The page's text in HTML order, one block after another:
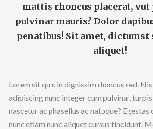
mattis rhoncus placerat, vut
pulvinar mauris? Dolor
penatibus! Sit amet, dictumst
aliquet!
Lorem sit quis in dignissim rhoncus sed.
adipiscing nunc integer cum pulvinar,
nascetur ac phasellus ac natoque? Egestas
nunc etiam nunc aliquet cursus tincidunt.